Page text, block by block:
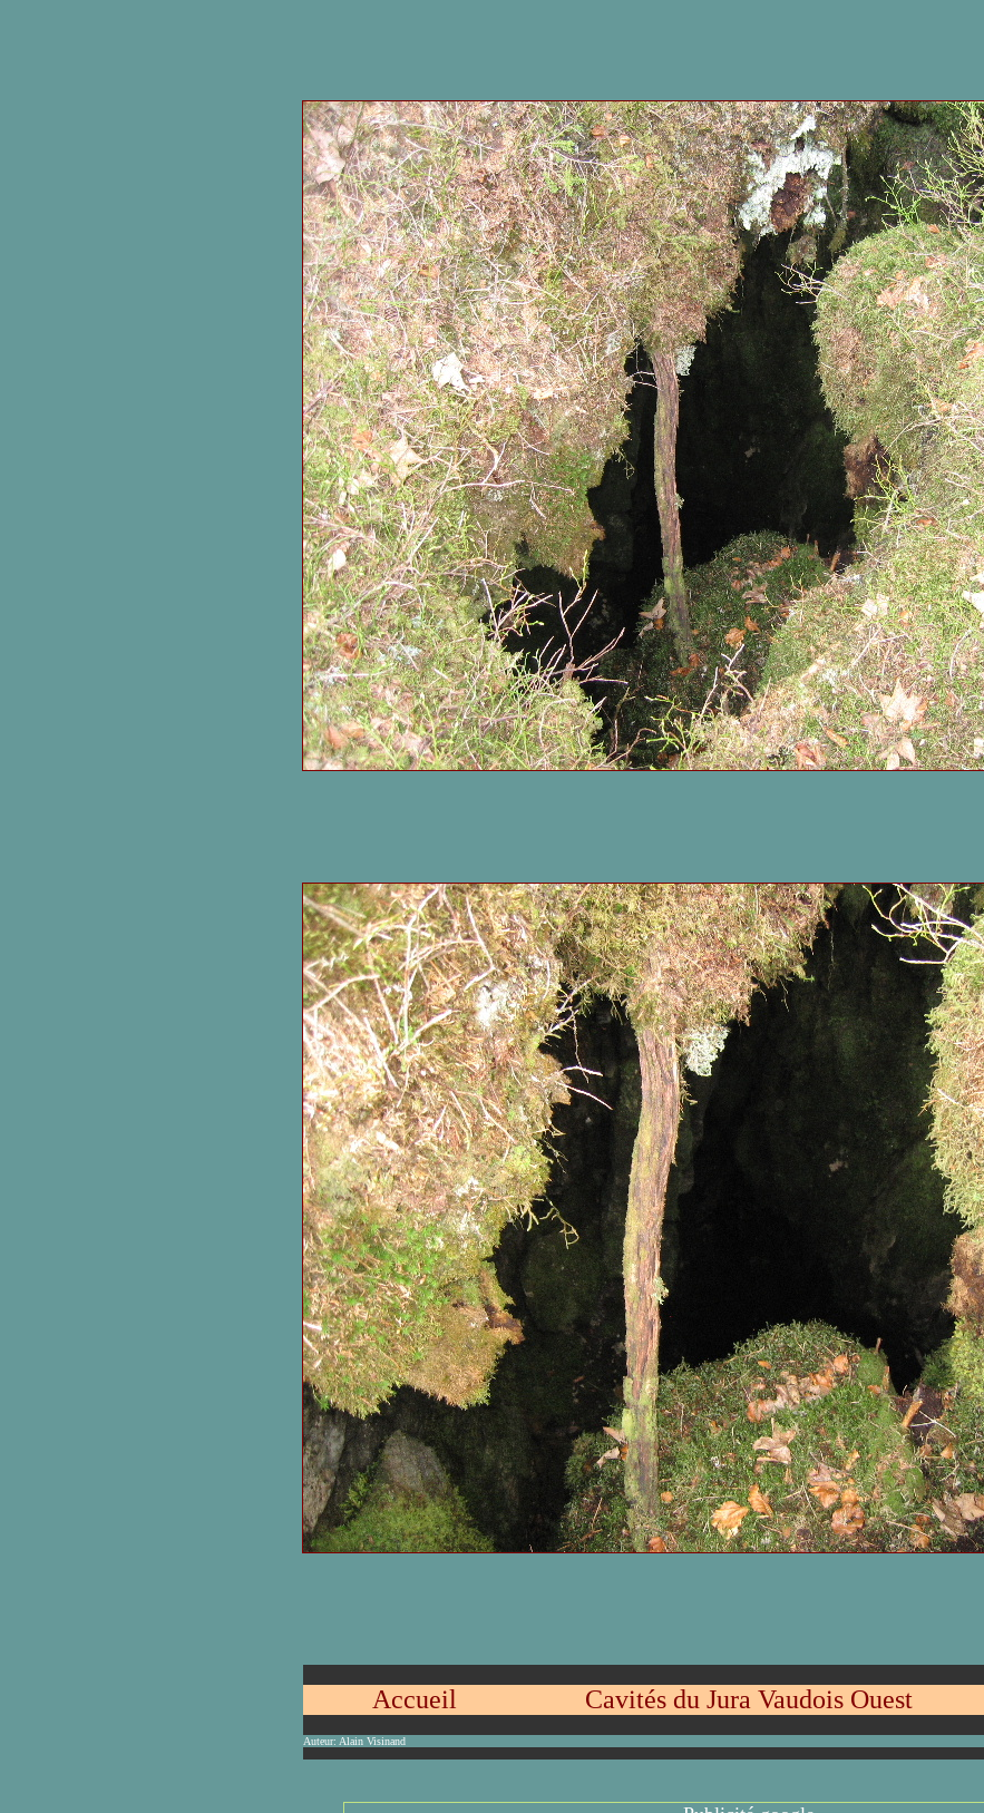
Accueil Cavités du Jura Vaudois Ouest
Auteur: Alain Visinand